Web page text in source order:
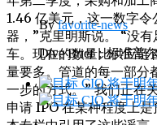
1.46 亿美元，这一数字
器，”克里明斯说。 “没
车。现在的数量比供应链
量要多。管道的每一部分
一步的方式。” 我们正
申请 IPO 在某种程度上
Byfavorite-news
Dive Brief：标准普